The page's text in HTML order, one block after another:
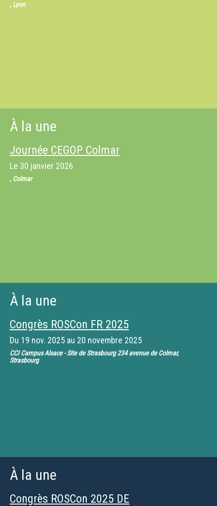
, Lyon
À la une
Journée CEGOP Colmar
Le 30 janvier 2026
, Colmar
À la une
Congrès ROSCon FR 2025
Du 19 nov. 2025 au 20 novembre 2025
CCI Campus Alsace - Site de Strasbourg 234 avenue de Colmar,
Strasbourg
À la une
Congrès ROSCon 2025 DE